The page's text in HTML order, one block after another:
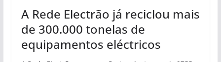
A Rede Electrão já reciclou mais
de 300.000 tonelas de
equipamentos eléctricos